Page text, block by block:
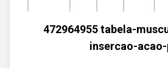
472964955 tabela-
insercao-